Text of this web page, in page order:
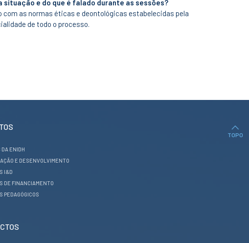
situação e do que é falado durante as sessões?
as normas éticas e deontológicas estabelecidas pela
de todo o processo.
TOPO
DA ENIDH
E DESENVOLVIMENTO
I&D
DE FINANCIAMENTO
PEDAGÓGICOS